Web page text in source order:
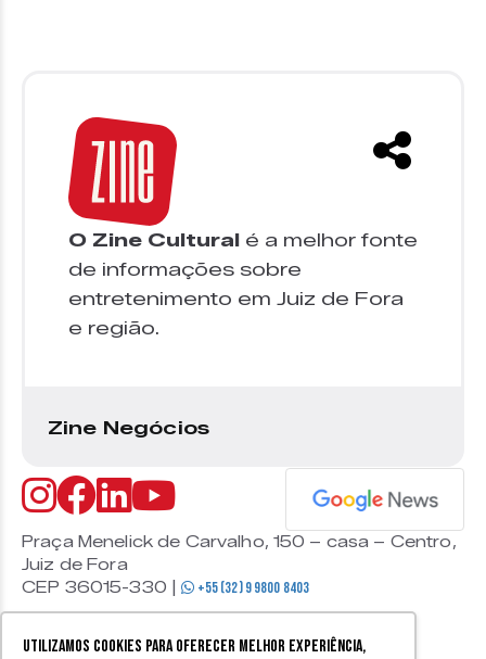
Utilizamos cookies para oferecer melhor experiência,
O Zine Cultural é a melhor fonte
de informações sobre
entretenimento em Juiz de Fora
e região.
Zine Negócios
Praça Menelick de Carvalho, 150 – casa – Centro,
Juiz de Fora
CEP 36015-330 |
+55 (32) 9 9800 8403